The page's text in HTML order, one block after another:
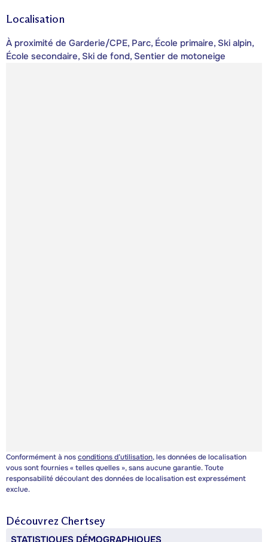
Localisation
À proximité de Garderie/CPE, Parc, École primaire, Ski alpin,
École secondaire, Ski de fond, Sentier de motoneige
Conformément à nosconditions d’utilisation, les données de localisation
vous sont fournies « telles quelles », sans aucune garantie. Toute
responsabilité découlant des données de localisation est expressément
exclue.
Découvrez Chertsey